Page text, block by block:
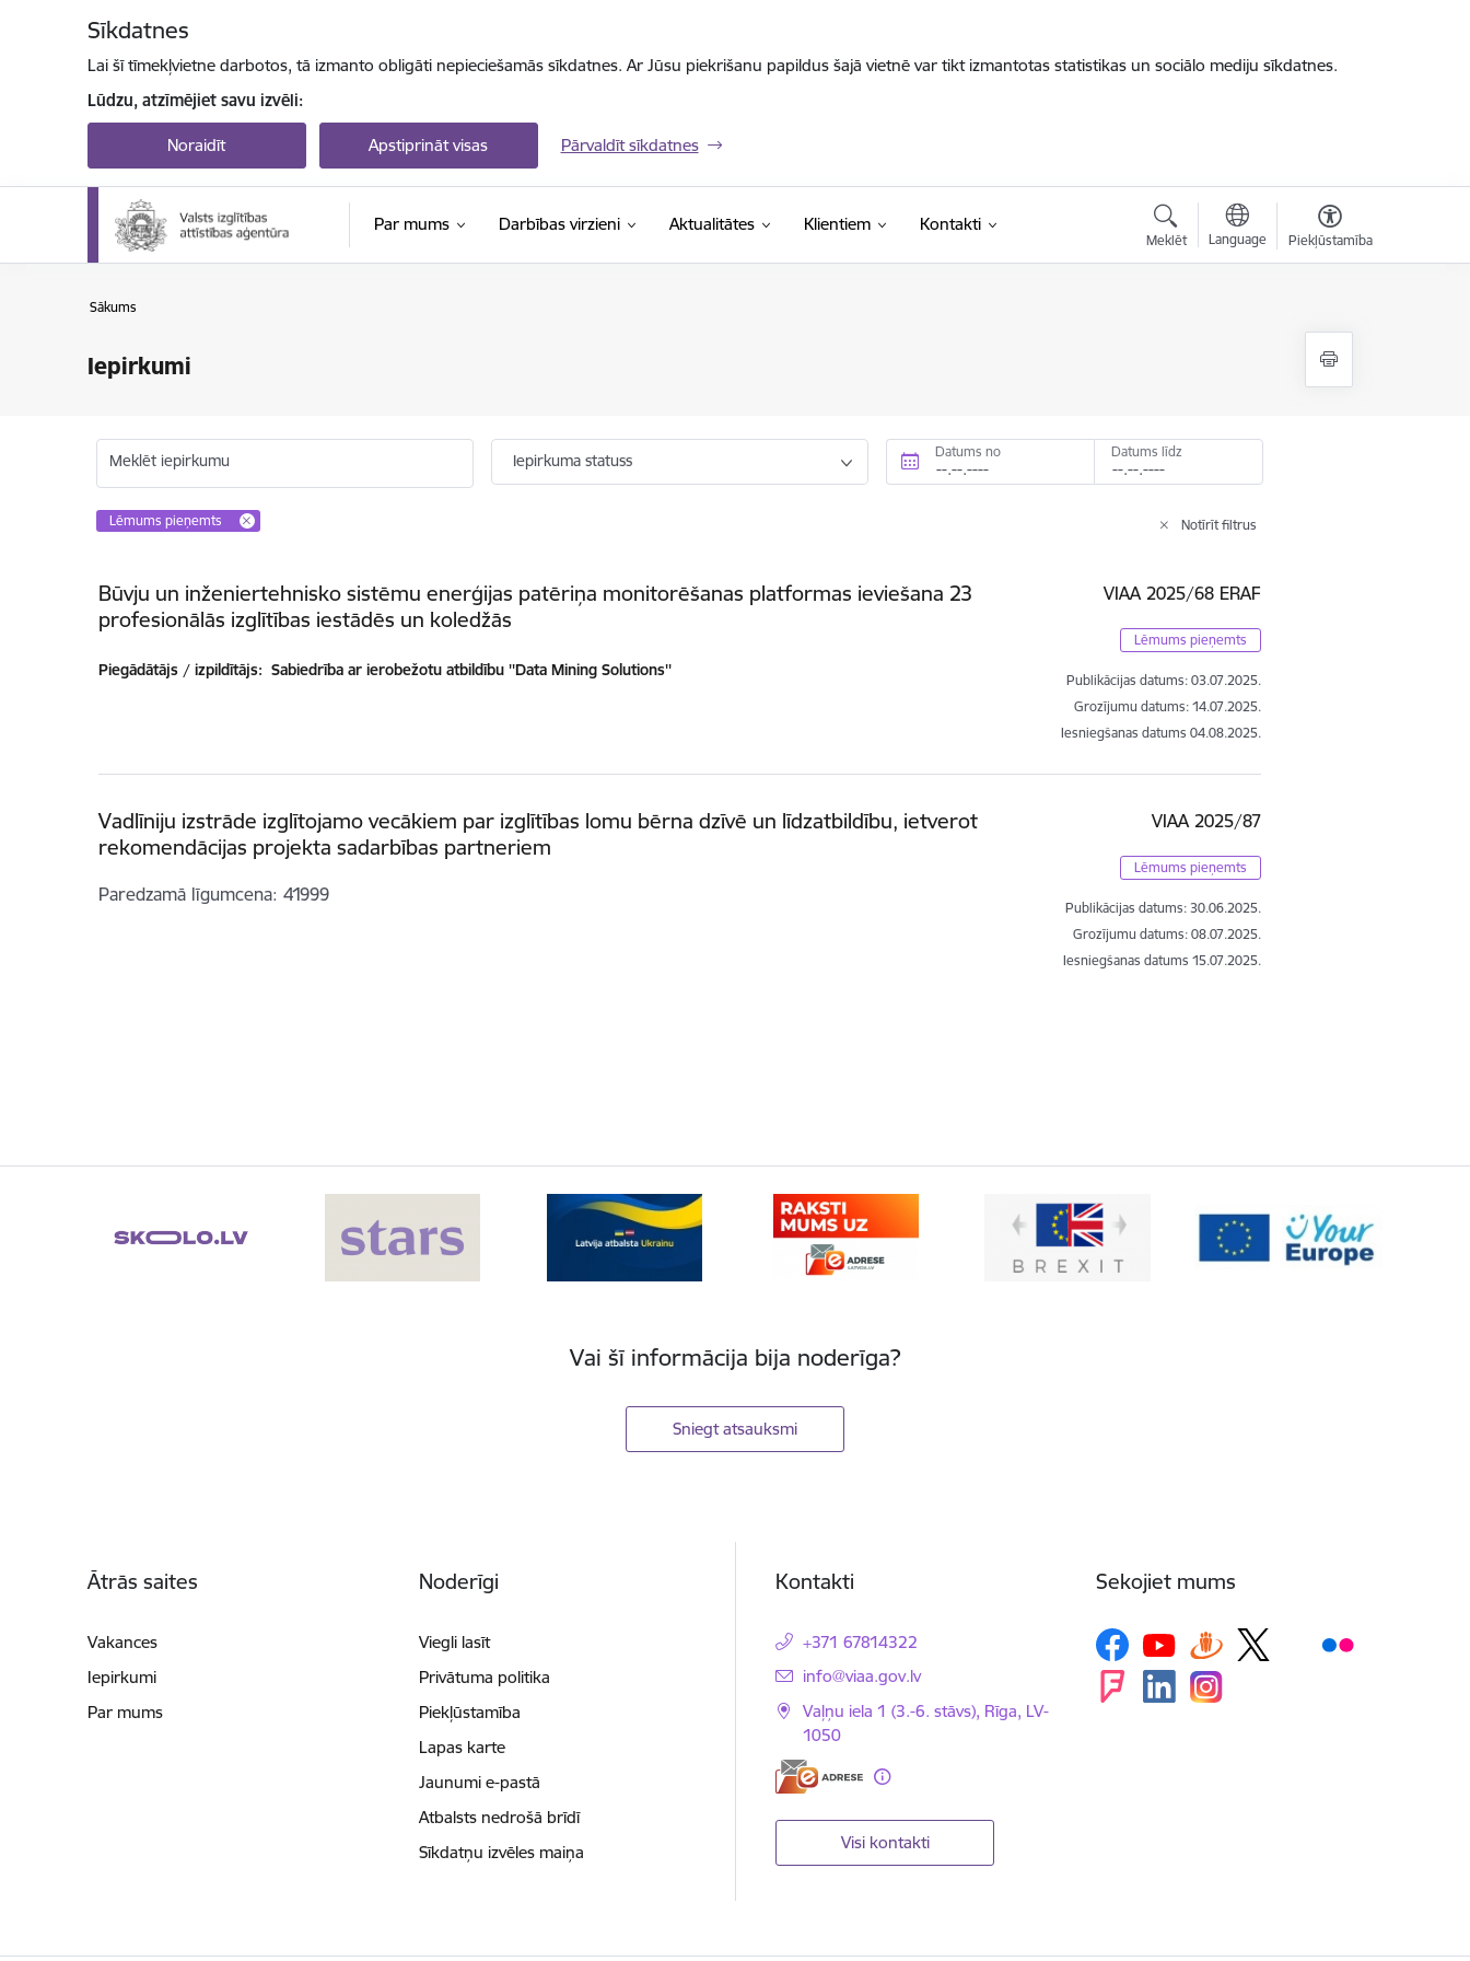
Sīkdatnes
Lai šī tīmekļvietne darbotos, tā izmanto obligāti nepieciešamās sīkdatnes. Ar Jūsu piekrišanu papildus šajā vietnē var tikt izmantotas statistikas un sociālo mediju sīkdatnes.
Lūdzu, atzīmējiet savu izvēli:
Noraidīt Apstiprināt visas Pārvaldīt sīkdatnes
Par mums Darbības virzieni Aktualitātes Klientiem Kontakti
Meklēt Language Piekļūstamība
Sākums
Iepirkumi
Meklēt iepirkumu Iepirkuma statuss Datums no Datums līdz
Lēmums pieņemts Notīrīt filtrus
Būvju un inženiertehnisko sistēmu enerģijas patēriņa monitorēšanas platformas ieviešana 23
profesionālās izglītības iestādēs un koledžās
Piegādātājs / izpildītājs: Sabiedrība ar ierobežotu atbildību ''Data Mining Solutions''
VIAA 2025/68 ERAF
Lēmums pieņemts
Publikācijas datums: 03.07.2025.
Grozījumu datums: 14.07.2025.
Iesniegšanas datums 04.08.2025.
Vadlīniju izstrāde izglītojamo vecākiem par izglītības lomu bērna dzīvē un līdzatbildību, ietverot
rekomendācijas projekta sadarbības partneriem
Paredzamā līgumcena 41999
VIAA 2025/87
Lēmums pieņemts
Publikācijas datums: 30.06.2025.
Grozījumu datums: 08.07.2025.
Iesniegšanas datums 15.07.2025.
Vai šī informācija bija noderīga?
Sniegt atsauksmi
Ātrās saites
Vakances
Iepirkumi
Par mums
Noderīgi
Viegli lasīt
Privātuma politika
Piekļūstamība
Lapas karte
Jaunumi e-pastā
Atbalsts nedrošā brīdī
Sīkdatņu izvēles maiņa
Kontakti
+371 67814322
E-pasts:
info@viaa.gov.lv
Vaļņu iela 1 (3.-6. stāvs), Rīga, LV-
1050
Visi kontakti
Sekojiet mums